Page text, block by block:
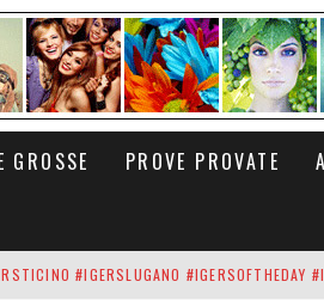
GROSSE PROVE PROVATE
#IGERSLUGANO #IGERSOFTHEDAY